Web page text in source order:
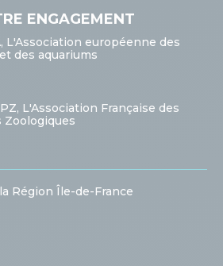
ENGAGEMENT
L'Association européenne des
des aquariums
L'Association Française des
Zoologiques
Région Île-de-France